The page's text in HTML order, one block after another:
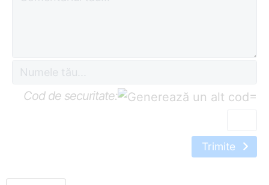
Cod de securitate: =
Trimite